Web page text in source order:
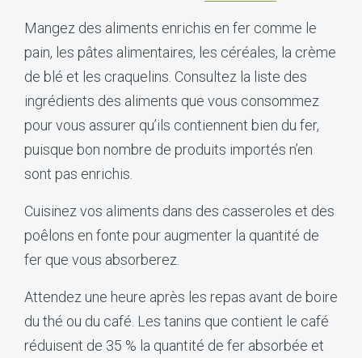
Mangez des aliments enrichis en fer comme le
pain, les pâtes alimentaires, les céréales, la crème
de blé et les craquelins. Consultez la liste des
ingrédients des aliments que vous consommez
pour vous assurer qu’ils contiennent bien du fer,
puisque bon nombre de produits importés n’en
sont pas enrichis.
Cuisinez vos aliments dans des casseroles et des
poêlons en fonte pour augmenter la quantité de
fer que vous absorberez.
Attendez une heure après les repas avant de boire
du thé ou du café. Les tanins que contient le café
réduisent de 35 % la quantité de fer absorbée et